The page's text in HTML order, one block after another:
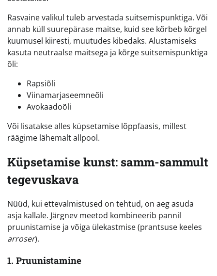
Rasvaine valikul tuleb arvestada suitsemispunktiga. Või
annab küll suurepärase maitse, kuid see kõrbeb kõrgel
kuumusel kiiresti, muutudes kibedaks. Alustamiseks
kasuta neutraalse maitsega ja kõrge suitsemispunktiga
õli:
Rapsiõli
Viinamarjaseemneõli
Avokaadoõli
Või lisatakse alles küpsetamise lõppfaasis, millest
räägime lähemalt allpool.
Küpsetamise kunst: samm-sammult
tegevuskava
Nüüd, kui ettevalmistused on tehtud, on aeg asuda
asja kallale. Järgnev meetod kombineerib pannil
pruunistamise ja võiga ülekastmise (prantsuse keeles
arroser).
1. Pruunistamine